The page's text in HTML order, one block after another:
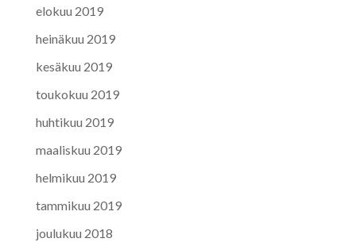
elokuu 2019
heinäkuu 2019
kesäkuu 2019
toukokuu 2019
huhtikuu 2019
maaliskuu 2019
helmikuu 2019
tammikuu 2019
joulukuu 2018